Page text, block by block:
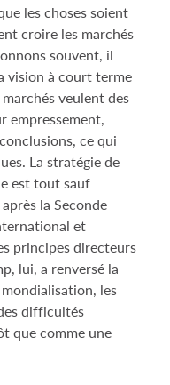
les choses soient
croire les marchés
souvent, il
vision à court terme
veulent des
empressement,
ce qui
La stratégie de
est tout sauf
la Seconde
et
principes directeurs
lui, a renversé la
les
difficultés
que comme une